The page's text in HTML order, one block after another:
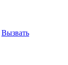
Вызвать